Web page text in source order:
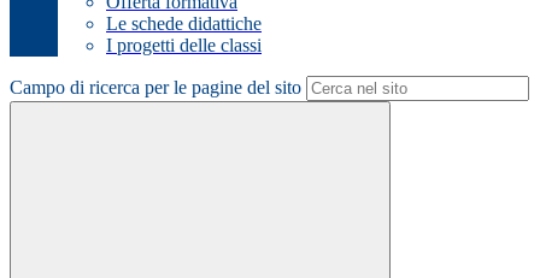
Le schede didattiche
I progetti delle classi
Campo di ricerca per le pagine del sito